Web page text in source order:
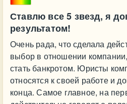
Ставлю все 5 звезд, я
результатом!
Очень рада, что сделала
выбор в отношении
стать банкротом. Юристы
относятся к своей работе и
конца. Самое главное, на